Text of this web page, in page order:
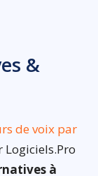
&
de voix par
à